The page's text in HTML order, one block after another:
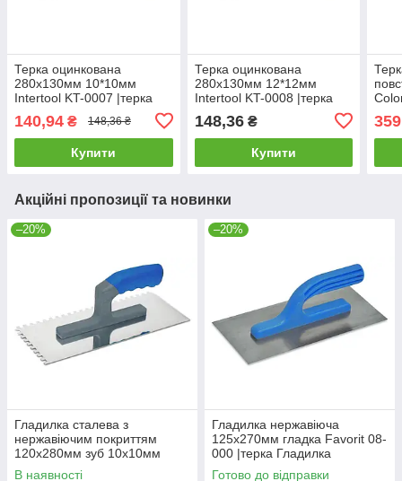
Терка оцинкована
280х130мм 10*10мм
Intertool KT-0007 |терка
гладилка затирка Intertool
KT-0007
140,94 ₴ 148,36 ₴
Купити
Терка оцинкована
280х130мм 12*12мм
Intertool KT-0008 |терка
гладилка затирка Intertool
KT-0008
148,36₴
Купити
Акційні пропозиції та новинки
–20%
Гладилка сталева з
нержавіючим покриттям
120х280мм зуб 10х10мм
Favorit 08-044 |терка
В наявності
–20%
Гладилка нержавіюча
125х270мм гладка Favorit 08-
000 |терка Гладилка
нержавеющая 125х270мм
Готово до відправки